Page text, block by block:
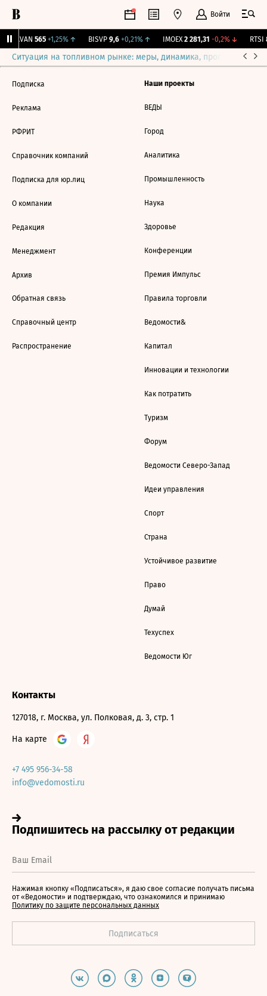
Войти
AVAN 565 +1,25%↑ BISVP 9,6 +0,21%↑ IMOEX 2 281,31 -0,2%↓ RTSI
Ситуация на топливном рынке: меры, динамика, прогнозы
Подписка
Реклама
РФРИТ
Справочник компаний
Подписка для юр.лиц
О компании
Редакция
Менеджмент
Архив
Обратная связь
Справочный центр
Распространение
Наши проекты
ВЕДЫ
Город
Аналитика
Промышленность
Наука
Здоровье
Конференции
Премия Импульс
Правила торговли
Ведомости&
Капитал
Инновации и технологии
Как потратить
Туризм
Форум
Ведомости Северо-Запад
Идеи управления
Спорт
Страна
Устойчивое развитие
Право
Думай
Техуспех
Ведомости Юг
Контакты
127018, г. Москва, ул. Полковая, д. 3, стр. 1
На карте
+7 495 956-34-58
info@vedomosti.ru
Нажимая кнопку «Подписаться», я даю свое согласие получать письма
от «Ведомости» и подтверждаю, что ознакомился и принимаю
Политику по защите персональных данных